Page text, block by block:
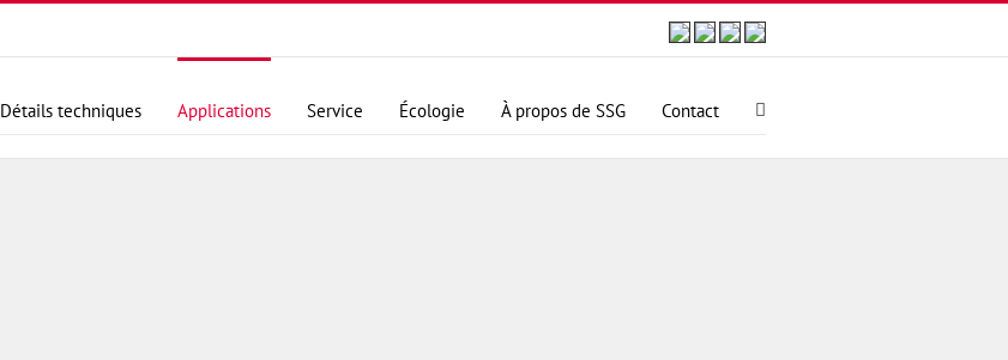
Détails techniques Applications Service Écologie À propos de SSG Contact